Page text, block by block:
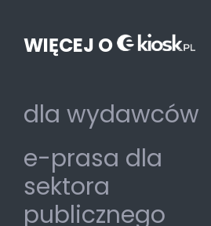
WIĘCEJ O
dla wydawców
e-prasa dla
sektora
publicznego